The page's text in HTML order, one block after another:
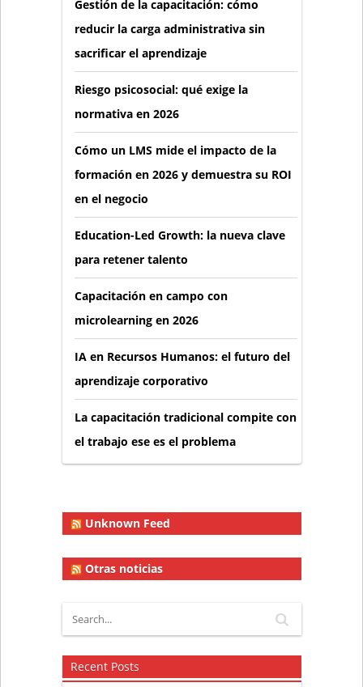
Gestión de la capacitación: cómo
reducir la carga administrativa sin
sacrificar el aprendizaje
Riesgo psicosocial: qué exige la
normativa en 2026
Cómo un LMS mide el impacto de la
formación en 2026 y demuestra su ROI
en el negocio
Education-Led Growth: la nueva clave
para retener talento
Capacitación en campo con
microlearning en 2026
IA en Recursos Humanos: el futuro del
aprendizaje corporativo
La capacitación tradicional compite con
el trabajo ese es el problema
Unknown Feed
Otras noticias
Recent Posts